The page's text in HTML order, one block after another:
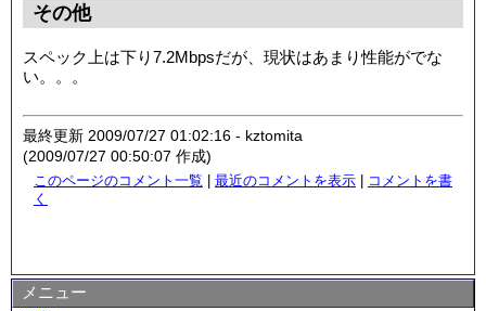
その他
スペック上は下り7.2Mbpsだが、現状はあまり性能がでな
い。。。
最終更新 2009/07/27 01:02:16 - kztomita
(2009/07/27 00:50:07 作成)
このページのコメント一覧 | 最近のコメントを表示 | コメントを書
く
メニュー